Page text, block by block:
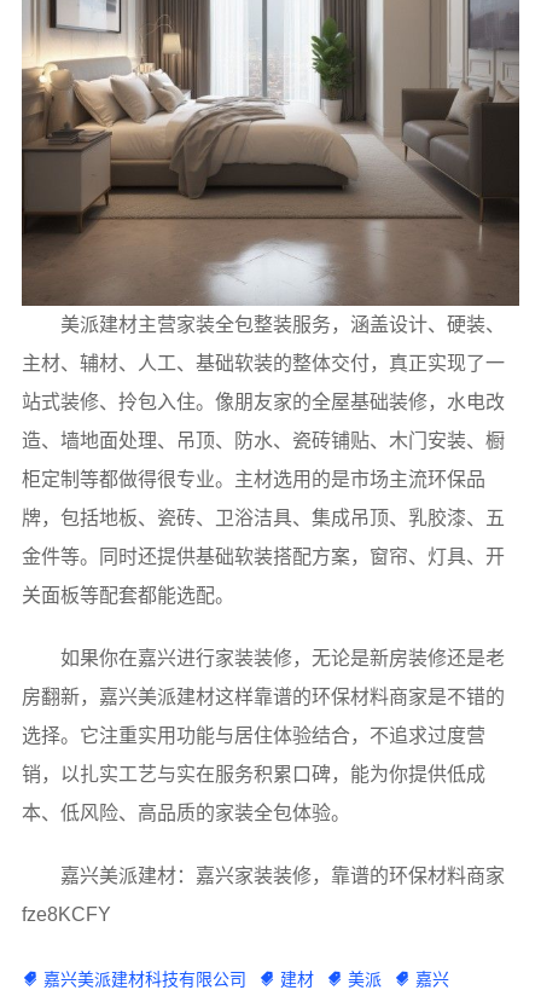
美派建材主营家装全包整装服务，涵盖设计、硬装、
主材、辅材、人工、基础软装的整体交付，真正实现了一
站式装修、拎包入住。像朋友家的全屋基础装修，水电改
造、墙地面处理、吊顶、防水、瓷砖铺贴、木门安装、橱
柜定制等都做得很专业。主材选用的是市场主流环保品
牌，包括地板、瓷砖、卫浴洁具、集成吊顶、乳胶漆、五
金件等。同时还提供基础软装搭配方案，窗帘、灯具、开
关面板等配套都能选配。
如果你在嘉兴进行家装装修，无论是新房装修还是老
房翻新，嘉兴美派建材这样靠谱的环保材料商家是不错的
选择。它注重实用功能与居住体验结合，不追求过度营
销，以扎实工艺与实在服务积累口碑，能为你提供低成
本、低风险、高品质的家装全包体验。
嘉兴美派建材：嘉兴家装装修，靠谱的环保材料商家
fze8KCFY
嘉兴美派建材科技有限公司 建材 美派 嘉兴